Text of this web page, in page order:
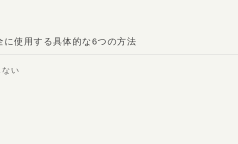
使用する具体的な6つの方法
い